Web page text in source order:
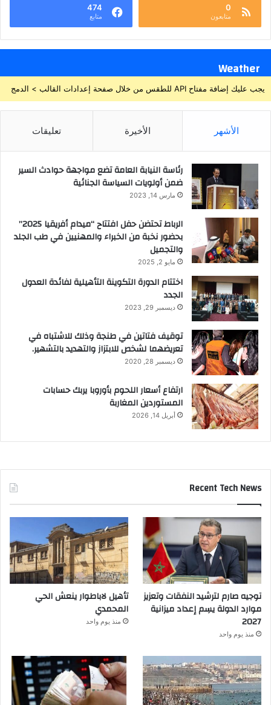
0
متابعون
474
متابع
Weather
يجب عليك إضافة مفتاح API للطقس من خلال صفحة إعدادات القالب > الدمج
الأشهر الأخيرة تعليقات
رئاسة النيابة العامة تضع مواجهة حوادث السير
ضمن أولويات السياسة الجنائية
مارس 14, 2023
الرباط تحتضن حفل افتتاح “ميدام أفريقيا 2025”
بحضور نخبة من الخبراء والمهنيين في طب الجلد
والتجميل
مايو 2, 2025
اختتام الدورة التكوينة التأهيلية لفائدة العدول
الجدد
ديسمبر 29, 2023
توقيف فتاتين في طنجة وذلك للاشتباه في
تعريضهما لشخص للابتزاز والتهديد بالتشهير.
ديسمبر 28, 2020
ارتفاع أسعار اللحوم بأوروبا يربك حسابات
المستوردين المغاربة
أبريل 14, 2026
Recent Tech News
توجيه صارم لترشيد النفقات وتعزيز
موارد الدولة يسِم إعداد ميزانية
2027
منذ يوم واحد
تأهيل لاباطوار ينعش الحي
المحمدي
منذ يوم واحد